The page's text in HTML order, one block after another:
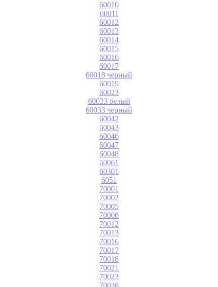
60010
60011
60012
60013
60014
60015
60016
60017
60018 черный
60019
60023
60033 белый
60033 черный
60042
60043
60046
60047
60048
60061
60301
6051
70001
70002
70005
70006
70012
70013
70016
70017
70018
70021
70023
70026